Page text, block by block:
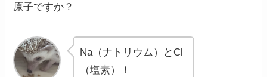
原子ですか？
Na（ナトリウム）とCl
（塩素）！